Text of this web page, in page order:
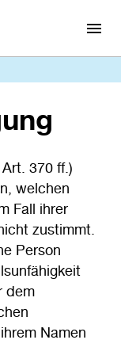
370 ff.)
welchen
Fall ihrer
zustimmt.
Person
dem
Namen